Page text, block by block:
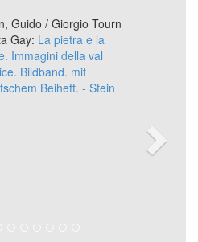
Guido / Giorgio Tourn
Gay: La pietra e la
Immagini della val
Bildband. mit
Beiheft. - Stein